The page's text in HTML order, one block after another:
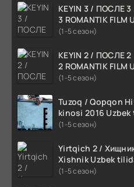
KEYIN 3 / ПОСЛЕ 3
3 ROMANTIK FILM
TILIDA 2021
(1-5 сезон)
KEYIN 2 / ПОСЛЕ 2 /
2 ROMANTIK FILM
TILIDA 2020
(1-5 сезон)
Tuzoq / Qopqon
kinosi 2016
tarjima film HD
(1-5 сезон)
Yirtqich 2 /
Xishnik Uzbek
2024 O'zbekcha
(1-5 сезон)